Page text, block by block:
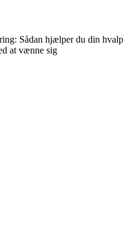
Sådan hjælper du din hvalp
at vænne sig